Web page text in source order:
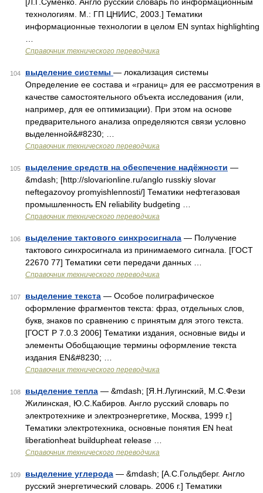
технологиям. М.: ГП ЦНИИС, 2003.] Тематики
информационные технологии в целом EN syntax highlighting
Справочник технического переводчика
104 выделение системы — локализация системы
Определение ее состава и «границ» для ее рассмотрения в
качестве самостоятельного объекта исследования (или,
например, для ее оптимизации). При этом на основе
предварительного анализа определяются связи условно
выделенной&#8230; …
Справочник технического переводчика
105 выделение средств на обеспечение надёжности —
&mdash; [http://slovarionline.ru/anglo russkiy slovar
neftegazovoy promyishlennosti/] Тематики нефтегазовая
промышленность EN reliability budgeting …
Справочник технического переводчика
106 выделение тактового синхросигнала — Получение
тактового синхросигнала из принимаемого сигнала. [ГОСТ
22670 77] Тематики сети передачи данных …
Справочник технического переводчика
107 выделение текста — Особое полиграфическое
оформление фрагментов текста: фраз, отдельных слов,
букв, знаков по сравнению с принятым для этого текста.
[ГОСТ Р 7.0.3 2006] Тематики издания, основные виды и
элементы Обобщающие термины оформление текста
издания EN&#8230; …
Справочник технического переводчика
108 выделение тепла — &mdash; [Я.Н.Лугинский, М.С.Фези
Жилинская, Ю.С.Кабиров. Англо русский словарь по
электротехнике и электроэнергетике, Москва, 1999 г.]
Тематики электротехника, основные понятия EN heat
liberationheat buildupheat release …
Справочник технического переводчика
109 выделение углерода — &mdash; [А.С.Гольдберг. Англо
русский энергетический словарь. 2006 г.] Тематики